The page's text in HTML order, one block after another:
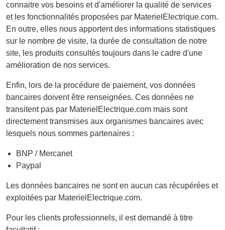
connaitre vos besoins et d'améliorer la qualité de services
et les fonctionnalités proposées par MaterielElectrique.com.
En outre, elles nous apportent des informations statistiques
sur le nombre de visite, la durée de consultation de notre
site, les produits consultés toujours dans le cadre d'une
amélioration de nos services.
Enfin, lors de la procédure de paiement, vos données
bancaires doivent être renseignées. Ces données ne
transitent pas par MaterielElectrique.com mais sont
directement transmises aux organismes bancaires avec
lesquels nous sommes partenaires :
BNP / Mercanet
Paypal
Les données bancaires ne sont en aucun cas récupérées et
exploitées par MaterielElectrique.com.
Pour les clients professionnels, il est demandé à titre